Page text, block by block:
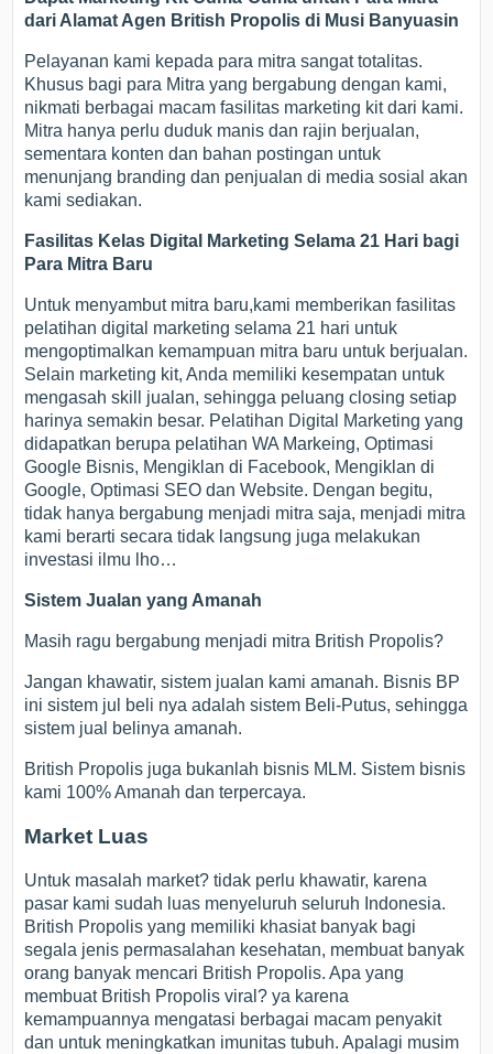
dari Alamat Agen British Propolis di Musi Banyuasin
Pelayanan kami kepada para mitra sangat totalitas.
Khusus bagi para Mitra yang bergabung dengan kami,
nikmati berbagai macam fasilitas marketing kit dari kami.
Mitra hanya perlu duduk manis dan rajin berjualan,
sementara konten dan bahan postingan untuk
menunjang branding dan penjualan di media sosial akan
kami sediakan.
Fasilitas Kelas Digital Marketing Selama 21 Hari bagi
Para Mitra Baru
Untuk menyambut mitra baru,kami memberikan fasilitas
pelatihan digital marketing selama 21 hari untuk
mengoptimalkan kemampuan mitra baru untuk berjualan.
Selain marketing kit, Anda memiliki kesempatan untuk
mengasah skill jualan, sehingga peluang closing setiap
harinya semakin besar. Pelatihan Digital Marketing yang
didapatkan berupa pelatihan WA Markeing, Optimasi
Google Bisnis, Mengiklan di Facebook, Mengiklan di
Google, Optimasi SEO dan Website. Dengan begitu,
tidak hanya bergabung menjadi mitra saja, menjadi mitra
kami berarti secara tidak langsung juga melakukan
investasi ilmu lho…
Sistem Jualan yang Amanah
Masih ragu bergabung menjadi mitra British Propolis?
Jangan khawatir, sistem jualan kami amanah. Bisnis BP
ini sistem jul beli nya adalah sistem Beli-Putus, sehingga
sistem jual belinya amanah.
British Propolis juga bukanlah bisnis MLM. Sistem bisnis
kami 100% Amanah dan terpercaya.
Market Luas
Untuk masalah market? tidak perlu khawatir, karena
pasar kami sudah luas menyeluruh seluruh Indonesia.
British Propolis yang memiliki khasiat banyak bagi
segala jenis permasalahan kesehatan, membuat banyak
orang banyak mencari British Propolis. Apa yang
membuat British Propolis viral? ya karena
kemampuannya mengatasi berbagai macam penyakit
dan untuk meningkatkan imunitas tubuh. Apalagi musim